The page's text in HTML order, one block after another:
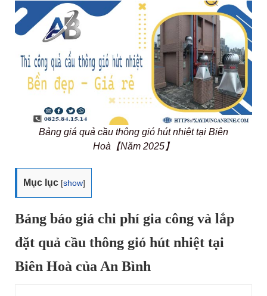
Bảng giá quả cầu thông gió hút nhiệt tại Biên
Hoà【Năm 2025】
Mục lục [show]
Bảng báo giá chi phí gia công và lắp
đặt quả cầu thông gió hút nhiệt tại
Biên Hoà của An Bình